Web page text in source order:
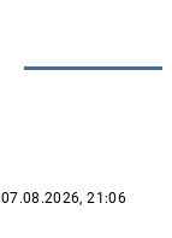
07.08.2026, 21:06